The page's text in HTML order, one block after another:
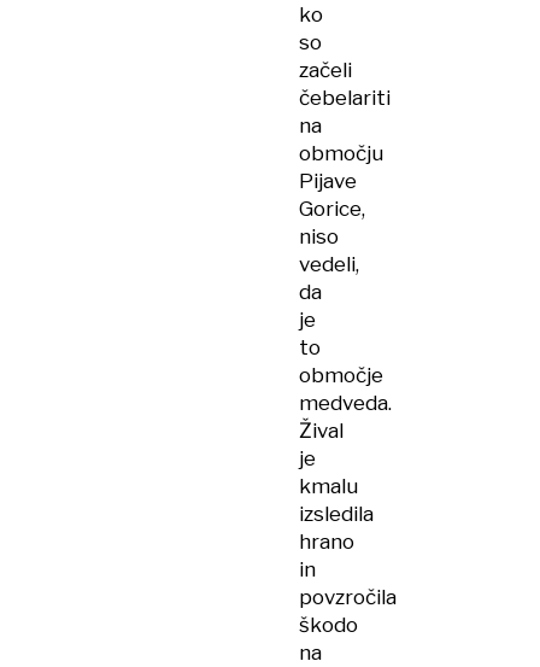
ko
so
začeli
čebelariti
na
območju
Pijave
Gorice,
niso
vedeli,
da
je
to
območje
medveda.
Žival
je
kmalu
izsledila
hrano
in
povzročila
škodo
na